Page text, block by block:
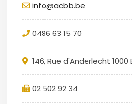
info@acbb.be
0486 63 15 70
146, Rue d'Anderlecht 1000
02 502 92 34